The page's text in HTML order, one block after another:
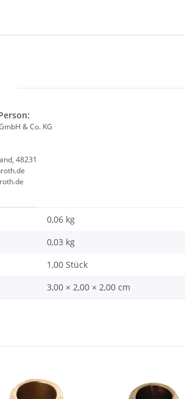
& Co. KG
48231
0,06 kg
0,03 kg
1,00 Stück
3,00 × 2,00 × 2,00 cm